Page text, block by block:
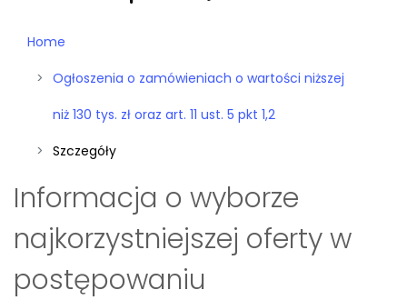
Home
Ogłoszenia o zamówieniach o wartości niższej
niż 130 tys. zł oraz art. 11 ust. 5 pkt 1,2
Szczegóły
Informacja o wyborze
najkorzystniejszej oferty w
postępowaniu